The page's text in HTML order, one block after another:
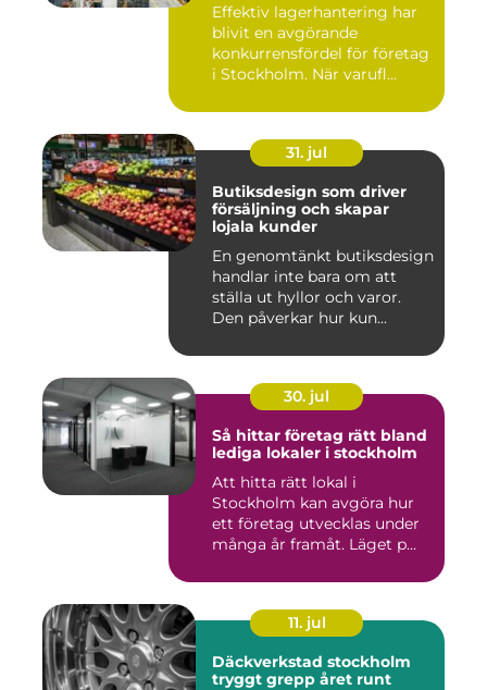
Effektiv lagerhantering har
blivit en avgörande
konkurrensfördel för företag
i Stockholm. När varufl...
31. jul
Butiksdesign som driver
försäljning och skapar
lojala kunder
En genomtänkt butiksdesign
handlar inte bara om att
ställa ut hyllor och varor.
Den påverkar hur kun...
30. jul
Så hittar företag rätt bland
lediga lokaler i stockholm
Att hitta rätt lokal i
Stockholm kan avgöra hur
ett företag utvecklas under
många år framåt. Läget p...
11. jul
Däckverkstad stockholm
tryggt grepp året runt